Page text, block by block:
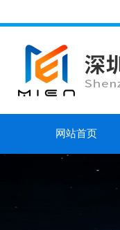
网站首页